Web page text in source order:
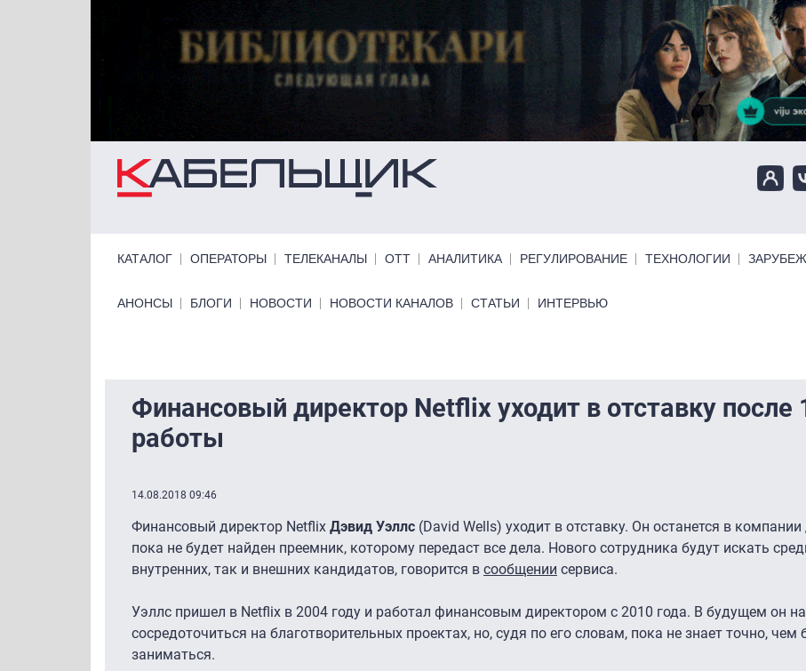
КАТАЛОГ ОПЕРАТОРЫ ТЕЛЕКАНАЛЫ ОТТ АНАЛИТИКА РЕГУЛИРОВАНИЕ ТЕХНОЛОГИИ
Primary links bottom
АНОНСЫ БЛОГИ НОВОСТИ НОВОСТИ КАНАЛОВ СТАТЬИ ИНТЕРВЬЮ
Финансовый директор Netflix уходит в отставку после
работы
14.08.2018 09:46
Финансовый директор Netflix Дэвид Уэллс (David Wells) уходит в отставку. Он останется в компании
пока не будет найден преемник, которому передаст все дела. Нового сотрудника будут искать
внутренних, так и внешних кандидатов, говорится в сообщении сервиса.
Уэллс пришел в Netflix в 2004 году и работал финансовым директором с 2010 года. В будущем он
сосредоточиться на благотворительных проектах, но, судя по его словам, пока не знает точно, чем
заниматься.